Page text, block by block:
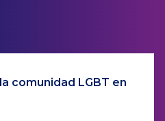
comunidad LGBT en